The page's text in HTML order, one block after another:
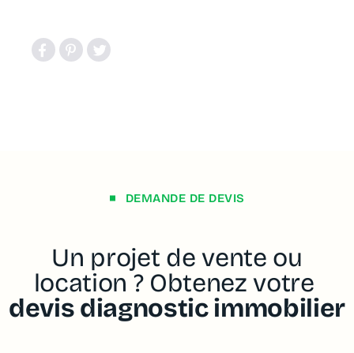
DEMANDE DE DEVIS
Un projet de vente ou
location ? Obtenez votre
devis diagnostic immobilier